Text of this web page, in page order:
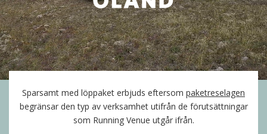
Sparsamt med löppaket erbjuds eftersom paketreselagen
begränsar den typ av verksamhet utifrån de förutsättningar
som Running Venue utgår ifrån.